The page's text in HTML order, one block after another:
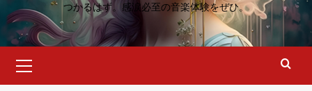
つかるはず。感涙必至の音楽体験をぜひ。
Menu